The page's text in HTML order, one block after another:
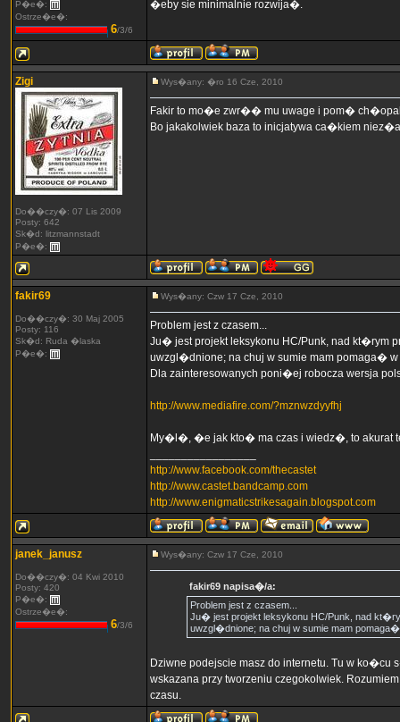
P�e�:
Ostrze�e�:
6/3/6
�eby sie minimalnie rozwija�.
Zigi
Do��czy�: 07 Lis 2009
Posty: 642
Sk�d: litzmannstadt
P�e�:
Wys�any: �ro 16 Cze, 2010
Fakir to mo�e zwr�� mu uwage i pom�
Bo jakakolwiek baza to inicjatywa ca�kiem
fakir69
Do��czy�: 30 Maj 2005
Posty: 116
Sk�d: Ruda �laska
P�e�:
Wys�any: Czw 17 Cze, 2010
Problem jest z czasem...
Ju� jest projekt leksykonu HC/Punk, nad kt�rym
uwzgl�dnione; na chuj w sumie mam pomaga�
Dla zainteresowanych poni�ej robocza wersja
http://www.mediafire.com/?mznwzdyyfhj
My�l�, �e jak kto� ma czas i wiedz�, to akurat
http://www.facebook.com/thecastet
http://www.castet.bandcamp.com
http://www.enigmaticstrikesagain.blogspot.com
janek_janusz
Do��czy�: 04 Kwi 2010
Posty: 420
P�e�:
Ostrze�e�:
6/3/6
Wys�any: Czw 17 Cze, 2010
fakir69 napisa�/a:
Problem jest z czasem...
Ju� jest projekt leksykonu HC/Punk, nad
uwzgl�dnione; na chuj w sumie mam
Dziwne podejscie masz do internetu. Tu w
wskazana przy tworzeniu czegokolwiek.
czasu.